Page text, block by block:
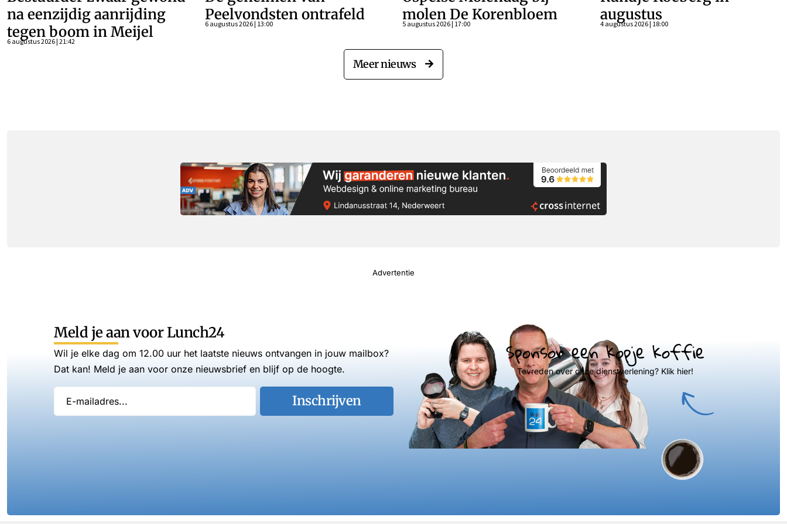
na eenzijdig aanrijding
tegen boom in Meijel
6 augustus 2026 | 21:42
Peelvondsten ontrafeld
6 augustus 2026 | 13:00
molen De Korenbloem
5 augustus 2026 | 17:00
augustus
4 augustus 2026 | 18:00
Meer nieuws
Advertentie
Meld je aan voor Lunch24
Wil je elke dag om 12.00 uur het laatste nieuws ontvangen in jouw mailbox?
Dat kan! Meld je aan voor onze nieuwsbrief en blijf op de hoogte.
Inschrijven
Sponsor een kopje koffie
Tevreden over onze dienstverlening? Klik hier!